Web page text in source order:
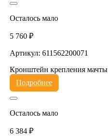
Осталось мало
5 760 ₽
Артикул: 611562200071
Кронштейн крепления мачты
Подробнее
Осталось мало
6 384 ₽